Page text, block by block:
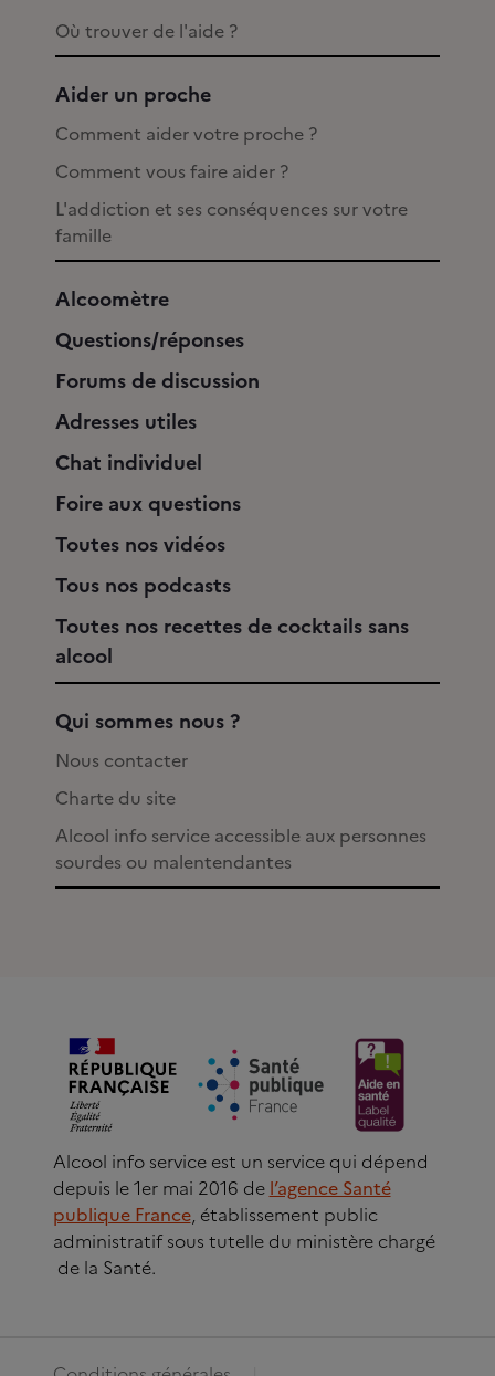
Où trouver de l'aide ?
Aider un proche
Comment aider votre proche ?
Comment vous faire aider ?
L'addiction et ses conséquences sur votre
famille
Alcoomètre
Questions/réponses
Forums de discussion
Adresses utiles
Chat individuel
Foire aux questions
Toutes nos vidéos
Tous nos podcasts
Toutes nos recettes de cocktails sans
alcool
Qui sommes nous ?
Nous contacter
Charte du site
Alcool info service accessible aux personnes
sourdes ou malentendantes
Alcool info service est un service qui dépend
depuis le 1er mai 2016 de l’agence Santé
publique France, établissement public
administratif sous tutelle du ministère chargé
de la Santé.